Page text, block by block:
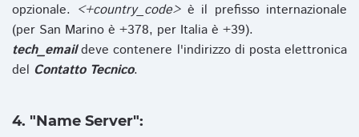
opzionale. <+country_code>è il prefisso internazionale
(per San Marino è +378, per Italia è +39).
tech_emaildeve contenere l'indirizzo di posta elettronica
del Contatto Tecnico.
4. "Name Server":